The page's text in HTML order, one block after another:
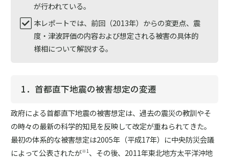
が行われている。
本レポートでは、前回（2013年）からの変更点、震
度・津波評価の内容および想定される被害の具体的
様相について解説する。
1．首都直下地震の被害想定の変遷
政府による首都直下地震の被害想定は、過去の震災の教訓やそ
の時々の最新の科学的知見を反映して改定が重ねられてきた。
最初の体系的な被害想定は2005年（平成17年）に中央防災会議
によって公表されたが※1 、その後、2011年東北地方太平洋沖地